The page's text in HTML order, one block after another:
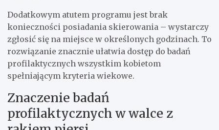
Dodatkowym atutem programu jest brak
konieczności posiadania skierowania – wystarczy
zgłosić się na miejsce w określonych godzinach. To
rozwiązanie znacznie ułatwia dostęp do badań
profilaktycznych wszystkim kobietom
spełniającym kryteria wiekowe.
Znaczenie badań
profilaktycznych w walce z